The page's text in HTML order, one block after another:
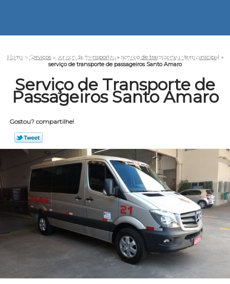
HOME EMPRESA MISSÃO SERVIÇOS
Home » Serviços » serviço de transportes » serviço de transporte intermunicipal »
serviço de transporte de passageiros Santo Amaro
Serviço de Transporte de
Passageiros Santo Amaro
Gostou? compartilhe!